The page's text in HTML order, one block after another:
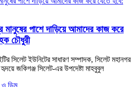
মানুষের পাশে দাড়িয়ে আমাদের কাজ করে
চৌধুরী
সিলেট ইউনিটের সাধারণ সম্পাদক, সিলেট মহানগর
জকিগঞ্জ সিলেট-এর উপদেষ্টা মাহবুবুল